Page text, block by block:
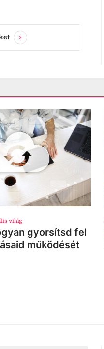
világ
gyorsítsd fel
működését